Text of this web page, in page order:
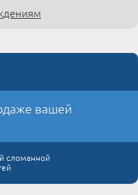
вашей
сломанной